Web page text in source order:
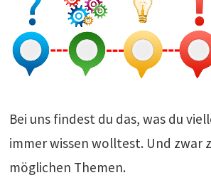
Bei uns findest du das, was du
immer wissen wolltest. Und zwar
möglichen Themen.